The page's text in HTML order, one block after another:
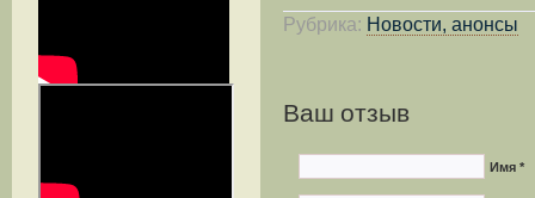
Рубрика: Новости, анонсы
Ваш отзыв
Имя *